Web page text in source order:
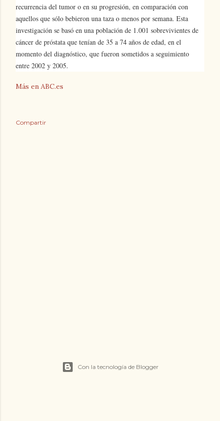
recurrencia del tumor o en su progresión, en comparación con
aquellos que sólo bebieron una taza o menos por semana. Esta
investigación se basó en una población de 1.001 sobrevivientes de
cáncer de próstata que tenían de 35 a 74 años de edad, en el
momento del diagnóstico, que fueron sometidos a seguimiento
entre 2002 y 2005.
Más en ABC.es
Compartir
Con la tecnología de Blogger